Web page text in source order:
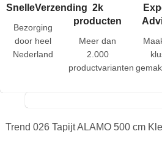
SnelleVerzending
Bezorging
door heel
Nederland
2k
producten
Meer dan
2.000
productvarianten
Trend 026 Tapijt ALAMO 500 cm